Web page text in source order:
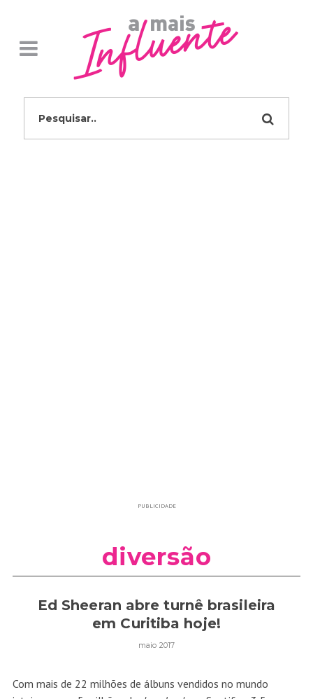
PUBLICIDADE
diversão
Ed Sheeran abre turnê brasileira
em Curitiba hoje!
maio 2017
Com mais de 22 milhões de álbuns vendidos no mundo